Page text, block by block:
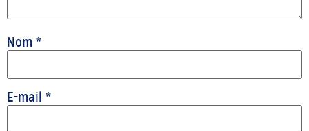
Nom *
E-mail *